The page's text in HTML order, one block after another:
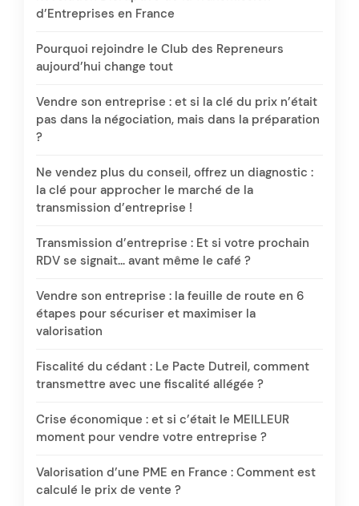
d’Entreprises en France
Pourquoi rejoindre le Club des Repreneurs
aujourd’hui change tout
Vendre son entreprise : et si la clé du prix n’était
pas dans la négociation, mais dans la préparation
?
Ne vendez plus du conseil, offrez un diagnostic :
la clé pour approcher le marché de la
transmission d’entreprise !
Transmission d’entreprise : Et si votre prochain
RDV se signait… avant même le café ?
Vendre son entreprise : la feuille de route en 6
étapes pour sécuriser et maximiser la
valorisation
Fiscalité du cédant : Le Pacte Dutreil, comment
transmettre avec une fiscalité allégée ?
Crise économique : et si c’était le MEILLEUR
moment pour vendre votre entreprise ?
Valorisation d’une PME en France : Comment est
calculé le prix de vente ?